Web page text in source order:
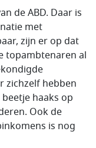
de ABD. Daar is
met
zijn er op dat
topambtenaren al
zichzelf hebben
haaks op
Ook de
is nog